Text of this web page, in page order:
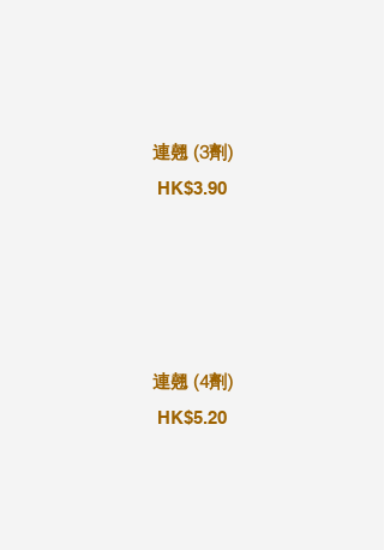
連翹 (3劑)
HK$3.90
連翹 (4劑)
HK$5.20